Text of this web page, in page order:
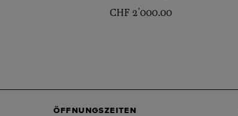
CHF 2'000.00
ÖFFNUNGSZEITEN